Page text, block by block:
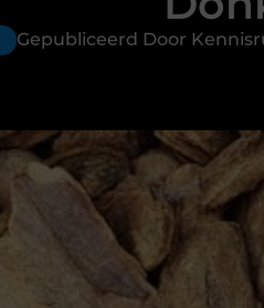
Gepubliceerd Door